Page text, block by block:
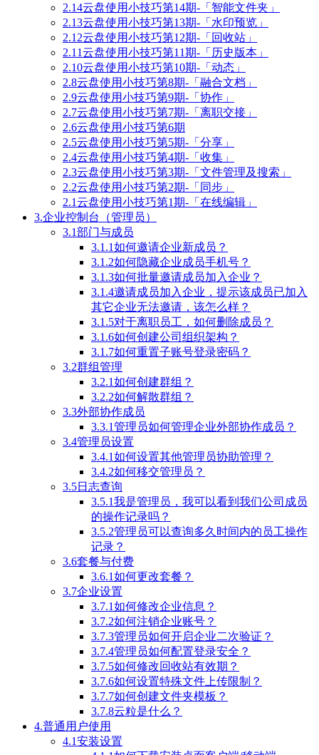
2.14云盘使用小技巧第14期-「智能文件夹」
2.13云盘使用小技巧第13期-「水印预览」
2.12云盘使用小技巧第12期-「回收站」
2.11云盘使用小技巧第11期-「历史版本」
2.10云盘使用小技巧第10期-「动态」
2.8云盘使用小技巧第8期-「融合文档」
2.9云盘使用小技巧第9期-「协作」
2.7云盘使用小技巧第7期-「离职交接」
2.6云盘使用小技巧第6期
2.5云盘使用小技巧第5期-「分享」
2.4云盘使用小技巧第4期-「收集」
2.3云盘使用小技巧第3期-「文件管理及搜索」
2.2云盘使用小技巧第2期-「同步」
2.1云盘使用小技巧第1期-「在线编辑」
3.企业控制台（管理员）
3.1部门与成员
3.1.1如何邀请企业新成员？
3.1.2如何隐藏企业成员手机号？
3.1.3如何批量邀请成员加入企业？
3.1.4邀请成员加入企业，提示该成员已加入
其它企业无法邀请，该怎么样？
3.1.5对于离职员工，如何删除成员？
3.1.6如何创建公司组织架构？
3.1.7如何重置子账号登录密码？
3.2群组管理
3.2.1如何创建群组？
3.2.2如何解散群组？
3.3外部协作成员
3.3.1管理员如何管理企业外部协作成员？
3.4管理员设置
3.4.1如何设置其他管理员协助管理？
3.4.2如何移交管理员？
3.5日志查询
3.5.1我是管理员，我可以看到我们公司成员
的操作记录吗？
3.5.2管理员可以查询多久时间内的员工操作
记录？
3.6套餐与付费
3.6.1如何更改套餐？
3.7企业设置
3.7.1如何修改企业信息？
3.7.2如何注销企业账号？
3.7.3管理员如何开启企业二次验证？
3.7.4管理员如何配置登录安全？
3.7.5如何修改回收站有效期？
3.7.6如何设置特殊文件上传限制？
3.7.7如何创建文件夹模板？
3.7.8云粒是什么？
4.普通用户使用
4.1安装设置